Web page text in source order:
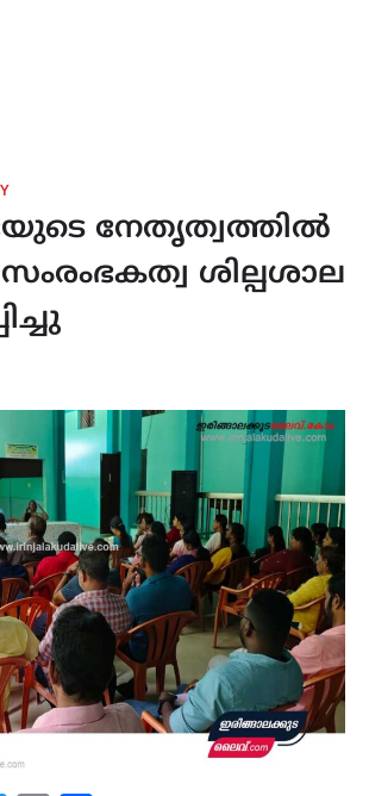
നേതൃത്വത്തിൽ
ശില്പശാല